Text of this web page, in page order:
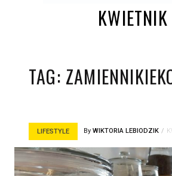
KWIETNIK
TAG:
LIFESTYLE By WIKTORIA LEBIODZIK